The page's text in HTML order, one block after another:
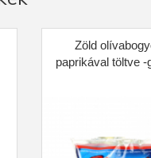
Zöld
paprikával töltve -